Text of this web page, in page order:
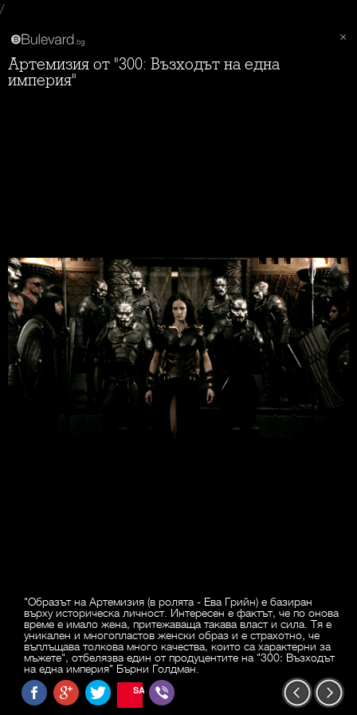
/
Артемизия от "300: Възходът на една
империя"
"Образът на Артемизия (в ролята - Ева Грийн) е базиран
върху историческа личност. Интересен е фактът, че по онова
време е имало жена, притежаваща такава власт и сила. Тя е
уникален и многопластов женски образ и е страхотно, че
въплъщава толкова много качества, които са характерни за
мъжете", отбелязва един от продуцентите на "300: Възходът
на една империя" Бърни Голдман.
SAVE